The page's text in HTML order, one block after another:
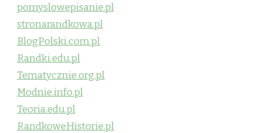
pomyslowepisanie.pl
stronarandkowa.pl
BlogPolski.com.pl
Randki.edu.pl
Tematycznie.org.pl
Modnie.info.pl
Teoria.edu.pl
RandkoweHistorie.pl